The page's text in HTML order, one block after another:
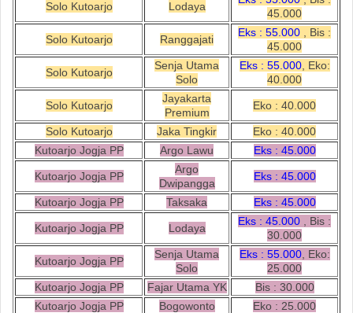
Solo Kutoarjo Lodaya
45.000
Solo Kutoarjo Ranggajati
Eks : 55.000 , Bis :
45.000
Solo Kutoarjo
Senja Utama
Solo
Eks : 55.000, Eko:
40.000
Solo Kutoarjo
Jayakarta
Premium
Eko : 40.000
Solo Kutoarjo Jaka Tingkir
Eko : 40.000
Kutoarjo Jogja PP
Argo Lawu Eks : 45.000
Kutoarjo Jogja PP
Argo
Dwipangga
Eks : 45.000
Kutoarjo Jogja PP Taksaka Eks : 45.000
Kutoarjo Jogja PP Lodaya
Eks : 45.000 , Bis :
30.000
Kutoarjo Jogja PP
Senja Utama
Solo
Eks : 55.000, Eko:
25.000
Kutoarjo Jogja PP
Fajar Utama YK
Bis : 30.000
Kutoarjo Jogja PP
Bogowonto
Eko : 25.000